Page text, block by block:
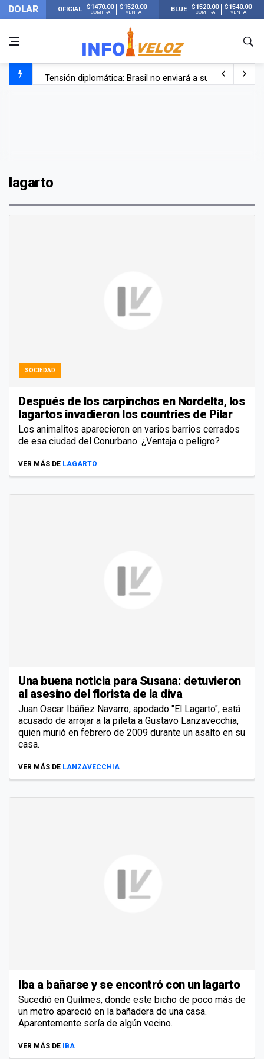
DOLAR OFICIAL $1470.00
COMPRA
$1520.00
VENTA BLUE $1520.00
COMPRA
$1540.00
VENTA
Tensión diplomática: Brasil no enviará a su embajador
lagarto
SOCIEDAD
Después de los carpinchos en Nordelta, los
lagartos invadieron los countries de Pilar
Los animalitos aparecieron en varios barrios cerrados
de esa ciudad del Conurbano. ¿Ventaja o peligro?
VER MÁS DE LAGARTO
Una buena noticia para Susana: detuvieron
al asesino del florista de la diva
Juan Oscar Ibáñez Navarro, apodado "El Lagarto", está
acusado de arrojar a la pileta a Gustavo Lanzavecchia,
quien murió en febrero de 2009 durante un asalto en su
casa.
VER MÁS DE LANZAVECCHIA
Iba a bañarse y se encontró con un lagarto
Sucedió en Quilmes, donde este bicho de poco más de
un metro apareció en la bañadera de una casa.
Aparentemente sería de algún vecino.
VER MÁS DE IBA